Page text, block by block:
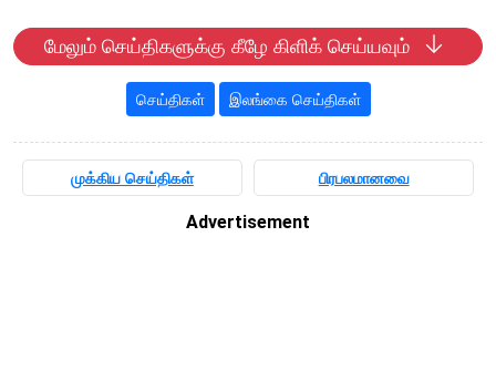
மேலும் செய்திகளுக்கு கீழே கிளிக் செய்யவும்
செய்திகள் இலங்கை செய்திகள்
முக்கிய செய்திகள் பிரபலமானவை
Advertisement